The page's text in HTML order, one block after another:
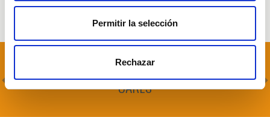
Permitir la selección
Rechazar
Integració laboral
14/07/2025 - Publicada la Memòria 2024 de
CARES
Previous